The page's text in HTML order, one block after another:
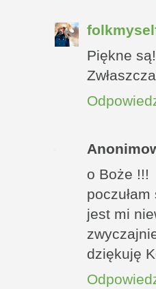
Piękne są!
o Boże !!!
jest mi
dziękuję